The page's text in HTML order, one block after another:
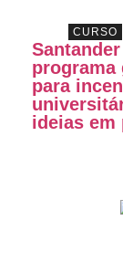
CURSO
para
ideias em